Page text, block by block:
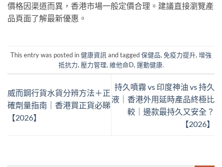
價格因渠道而異，香港市場一般定價合理。建議直接瀏覽產
品頁面了解最新優惠。
This entry was posted in健康資訊 and tagged保健品, 免疫力提升, 增強
抵抗力, 壓力管理, 維他命D, 運動健康.
威而鋼行貨水貨分辨方法＋正
確劑量指南｜香港買正貨必睇
【2026】
持久噴霧 vs 印度神油 vs 持久
液｜香港外用延時產品終極比
較｜邊款最持久又安全？
【2026】